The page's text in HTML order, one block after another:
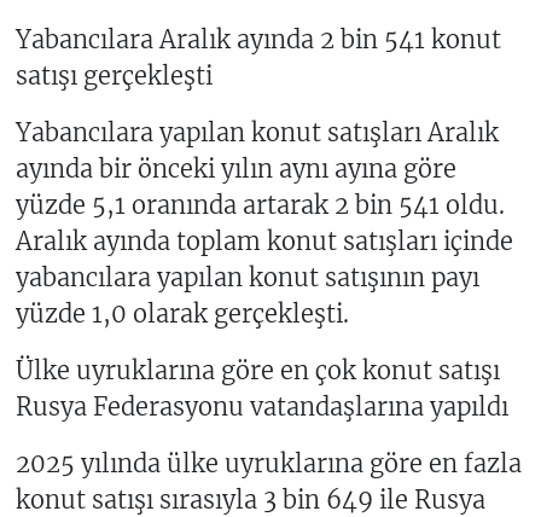
Yabancılara Aralık ayında 2 bin 541 konut
satışı gerçekleşti
Yabancılara yapılan konut satışları Aralık
ayında bir önceki yılın aynı ayına göre
yüzde 5,1 oranında artarak 2 bin 541 oldu.
Aralık ayında toplam konut satışları içinde
yabancılara yapılan konut satışının payı
yüzde 1,0 olarak gerçekleşti.
Ülke uyruklarına göre en çok konut satışı
Rusya Federasyonu vatandaşlarına yapıldı
2025 yılında ülke uyruklarına göre en fazla
konut satışı sırasıyla 3 bin 649 ile Rusya